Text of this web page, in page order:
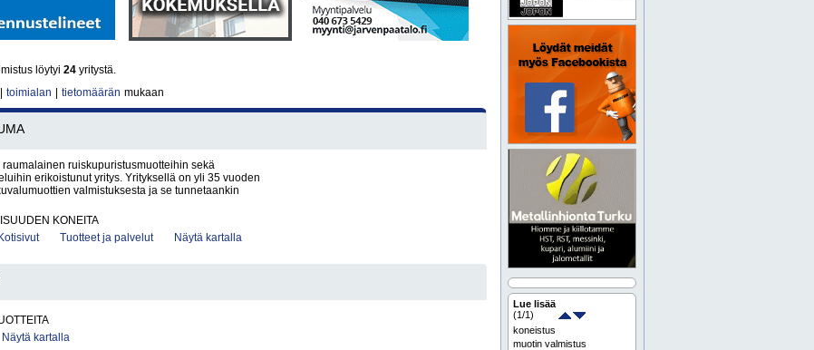
löytyi 24 yritystä.
toimialan tietomäärän mukaan
raumalainen ruiskupuristusmuotteihin sekä
erikoistunut yritys. Yrityksellä on yli 35 vuoden
valmistuksesta ja se tunnetaankin
KONEITA
Kotisivut Tuotteet ja palvelut Näytä kartalla
Näytä kartalla
Lue lisää
(1/1)
koneistus
muotin valmistus